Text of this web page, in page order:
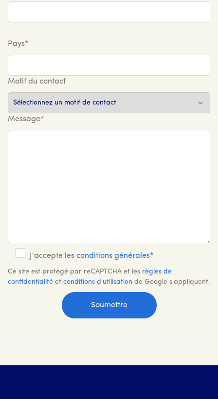
Pays*
Motif du contact
Message*
J'accepte les conditions générales*
Ce site est protégé par reCAPTCHA et les règles de
confidentialité et conditions d'utilisation de Google s'appliquent.